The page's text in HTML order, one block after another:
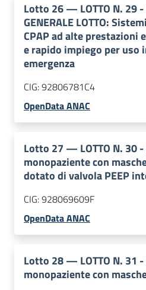
Lotto 26— LOTTO N. 29
GENERALE LOTTO:
CPAP ad alte prestazioni
e rapido impiego per uso
emergenza
CIG:92806781C4
OpenData ANAC
Lotto 27 — LOTTO N. 30
monopaziente con
dotato di valvola PEEP
CIG:928069609F
OpenData ANAC
Lotto 28— LOTTO N. 31
monopaziente con